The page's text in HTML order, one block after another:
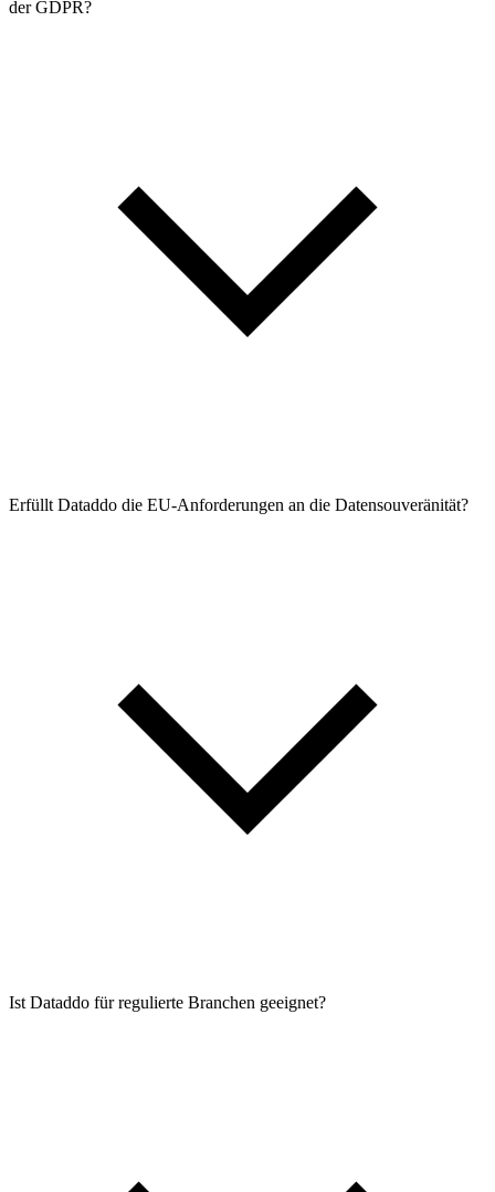
der GDPR?
Erfüllt Dataddo die EU-Anforderungen an die Datensouveränität?
Ist Dataddo für regulierte Branchen geeignet?